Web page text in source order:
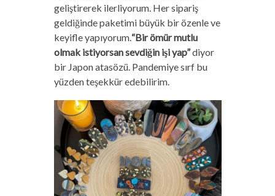
geliştirerek ilerliyorum. Her sipariş
geldiğinde paketimi büyük bir özenle ve
keyifle yapıyorum.“Bir ömür mutlu
olmak istiyorsan sevdiğin işi yap”diyor
bir Japon atasözü. Pandemiye sırf bu
yüzden teşekkür edebilirim.